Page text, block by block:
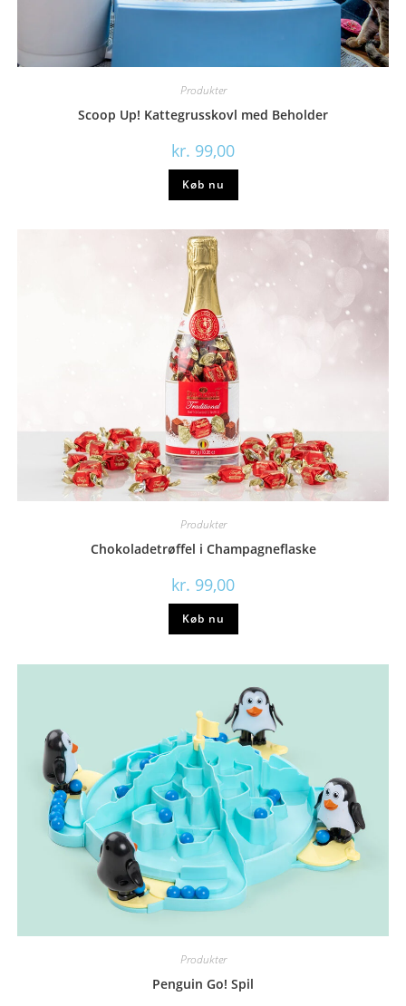
Produkter
Scoop Up! Kattegrusskovl med Beholder
kr. 99,00
Køb nu
Produkter
Chokoladetrøffel i Champagneflaske
kr. 99,00
Køb nu
Produkter
Penguin Go! Spil